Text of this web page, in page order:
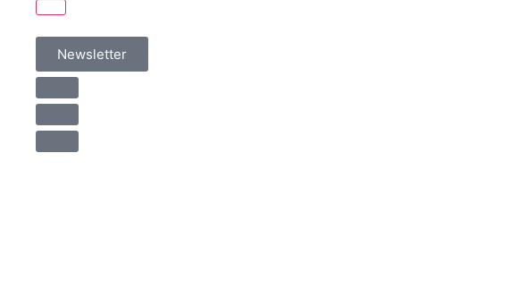
Newsletter